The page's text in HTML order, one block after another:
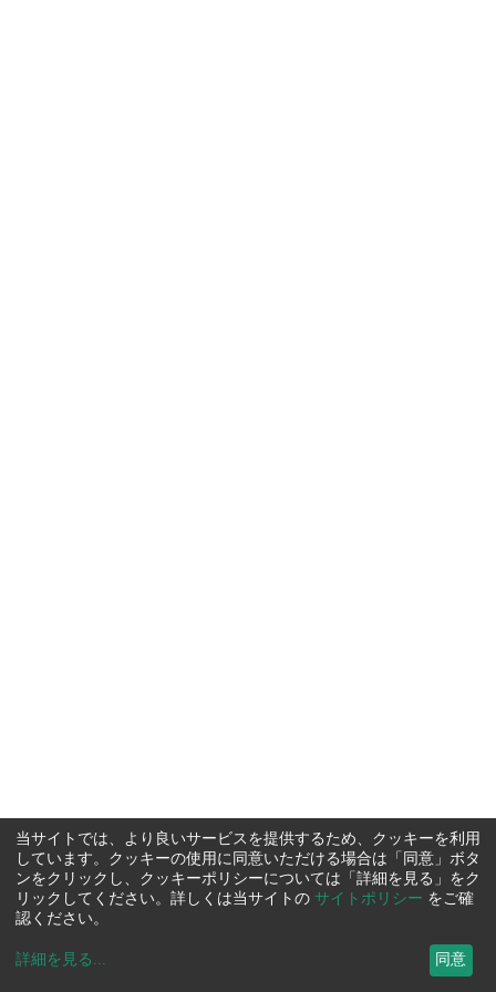
当サイトでは、より良いサービスを提供するため、クッキーを利用
しています。クッキーの使用に同意いただける場合は「同意」ボタ
ンをクリックし、クッキーポリシーについては「詳細を見る」をク
リックしてください。詳しくは当サイトの サイトポリシー をご確
認ください。
詳細を見る ... 同意